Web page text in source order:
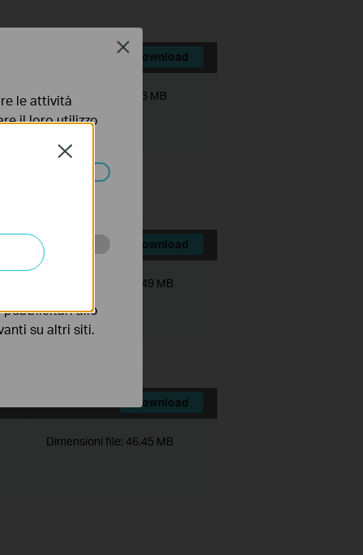
Download
Dimensioni file: 6.03 MB
Download
43.49 MB
Download
Dimensioni file: 46.45 MB
Close
le attività
il loro utilizzo
di
pubblicitari allo
su altri siti.
Close